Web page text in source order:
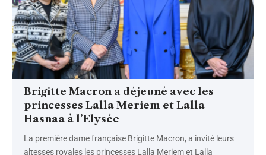
Brigitte Macron a déjeuné avec les
princesses Lalla Meriem et Lalla
Hasnaa à l’Elysée
La première dame française Brigitte Macron, a invité leurs
altesses royales les princesses Lalla Meriem et Lalla